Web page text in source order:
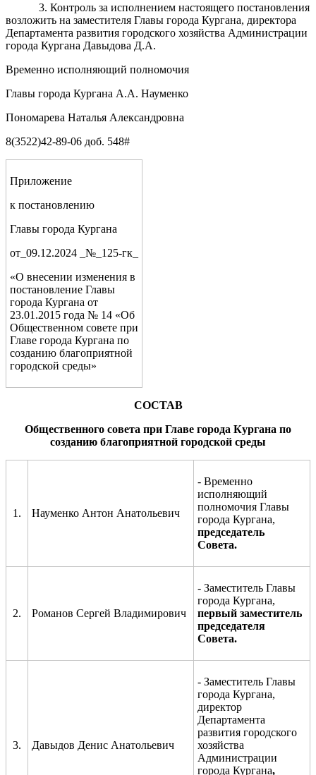
3. Контроль за исполнением настоящего постановления
возложить на заместителя Главы города Кургана, директора
Департамента развития городского хозяйства Администрации
города Кургана Давыдова Д.А.
Временно исполняющий полномочия
Главы города Кургана А.А. Науменко
Пономарева Наталья Александровна
8(3522)42-89-06 доб. 548#
Приложение
к постановлению
Главы города Кургана
от_09.12.2024 _№_125-гк_
«О внесении изменения в
постановление Главы
города Кургана от
23.01.2015 года № 14 «Об
Общественном совете при
Главе города Кургана по
созданию благоприятной
городской среды»
СОСТАВ
Общественного совета при Главе города Кургана по
созданию благоприятной городской среды
1. Науменко Антон Анатольевич
- Временно
исполняющий
полномочия Главы
города Кургана,
председатель
Совета.
2. Романов Сергей Владимирович
- Заместитель Главы
города Кургана,
первый заместитель
председателя
Совета.
3. Давыдов Денис Анатольевич
- Заместитель Главы
города Кургана,
директор
Департамента
развития городского
хозяйства
Администрации
города Кургана,